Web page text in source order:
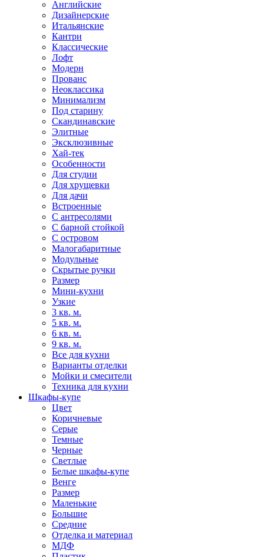
Английские
Дизайнерские
Итальянские
Кантри
Классические
Лофт
Модерн
Прованс
Неоклассика
Минимализм
Под старину
Скандинавские
Элитные
Эксклюзивные
Хай-тек
Особенности
Для студии
Для хрущевки
Для дачи
Встроенные
С антресолями
С барной стойкой
С островом
Малогабаритные
Модульные
Скрытые ручки
Размер
Мини-кухни
Узкие
3 кв. м.
5 кв. м.
6 кв. м.
9 кв. м.
Все для кухни
Варианты отделки
Мойки и смесители
Техника для кухни
Шкафы-купе
Цвет
Коричневые
Серые
Темные
Черные
Светлые
Белые шкафы-купе
Венге
Размер
Маленькие
Большие
Средние
Отделка и материал
МДФ